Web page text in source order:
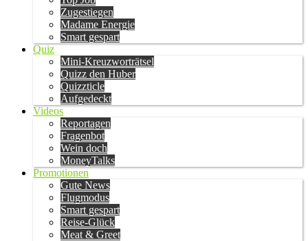
Zugestiegen
Madame Energie
Smart gespart
Quiz
Mini-Kreuzworträtsel
Quizz den Huber
Quizzticle
Aufgedeckt
Videos
Reportagen
Fragenbot
Wein doch
MoneyTalks
Promotionen
Gute News
Flugmodus
Smart gespart
Reise-Glück
Meat & Greet